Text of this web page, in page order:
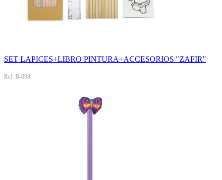
SET LAPICES+LIBRO PINTURA+ACCESORIOS "ZAFIR"
Ref: B-098